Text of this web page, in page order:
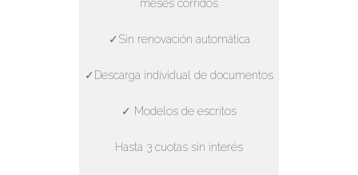
meses corridos
✓Sin renovación automática
✓Descarga individual de documentos
✓ Modelos de escritos
Hasta 3 cuotas sin interés